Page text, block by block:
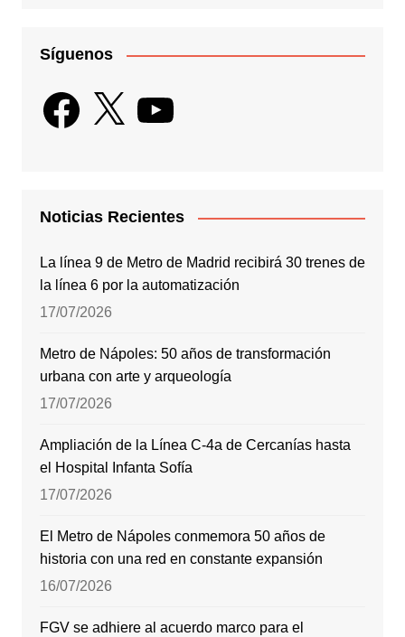
Síguenos
Facebook
X YouTube
Noticias Recientes
La línea 9 de Metro de Madrid recibirá 30 trenes de
la línea 6 por la automatización
17/07/2026
Metro de Nápoles: 50 años de transformación
urbana con arte y arqueología
17/07/2026
Ampliación de la Línea C-4a de Cercanías hasta
el Hospital Infanta Sofía
17/07/2026
El Metro de Nápoles conmemora 50 años de
historia con una red en constante expansión
16/07/2026
FGV se adhiere al acuerdo marco para el